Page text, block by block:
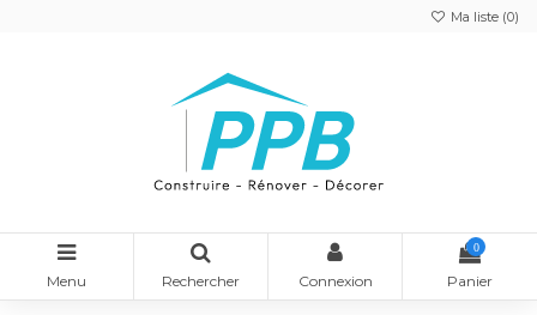
Ma liste (0)
Menu Rechercher Connexion
0
Panier